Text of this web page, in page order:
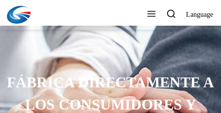
Language
FÁBRICA DIRECTAMENTE A
LOS CONSUMIDORES Y